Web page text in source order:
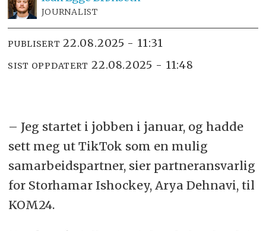
JOURNALIST
PUBLISERT 22.08.2025 - 11:31
SIST OPPDATERT 22.08.2025 - 11:48
– Jeg startet i jobben i januar, og hadde
sett meg ut TikTok som en mulig
samarbeidspartner, sier partneransvarlig
for Storhamar Ishockey, Arya Dehnavi, til
KOM24.